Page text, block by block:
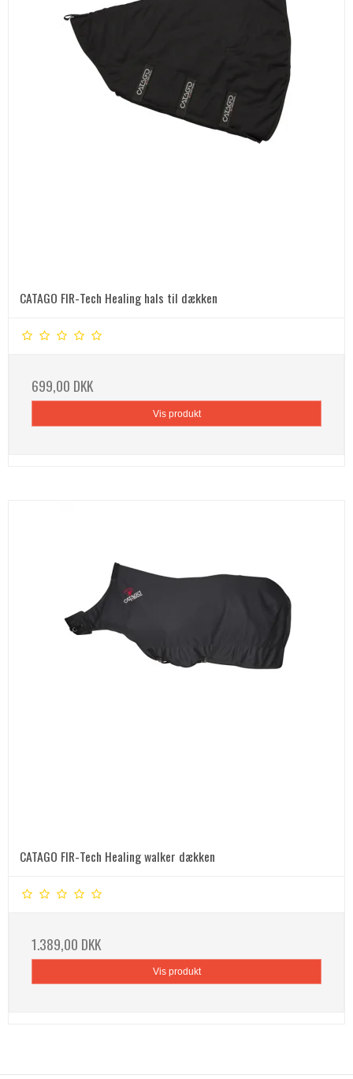
CATAGO FIR-Tech Healing hals til dækken
699,00 DKK
Vis produkt
CATAGO FIR-Tech Healing walker dækken
1.389,00 DKK
Vis produkt